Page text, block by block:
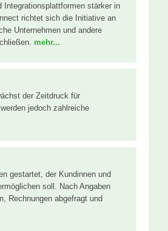
Integrationsplattformen stärker in
richtet sich die Initiative an
Unternehmen und andere
mehr...
der Zeitdruck für
jedoch zahlreiche
gestartet, der Kundinnen und
soll. Nach Angaben
Rechnungen abgefragt und